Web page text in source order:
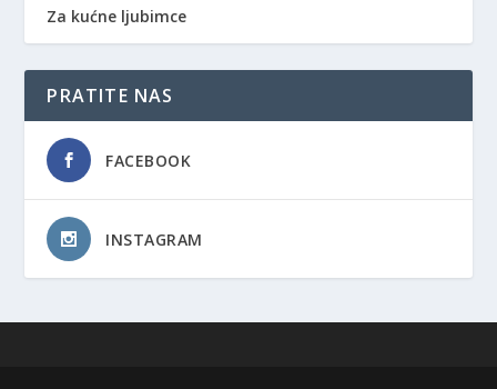
Za kućne ljubimce
PRATITE NAS
FACEBOOK
INSTAGRAM